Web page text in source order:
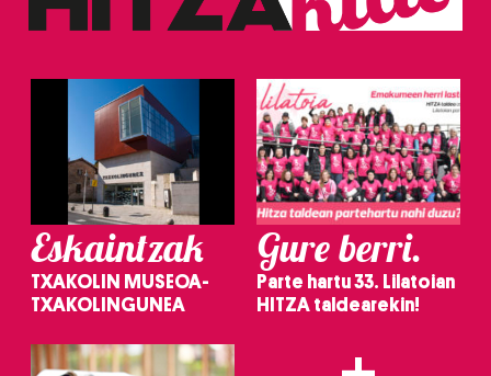
Eskaintzak
TXAKOLIN MUSEOA-
TXAKOLINGUNEA
Gure berri.
Parte hartu 33. Lilatoian
HITZA taldearekin!